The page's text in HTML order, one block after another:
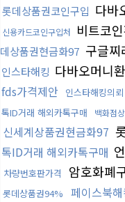
롯데상품권코인구입 다바
신용카드코인구입처 비트코
데상품권현금화97 구글찌
인스타해킹 다바오머니
fds가격제안
인스타해킹의뢰
톡ID거래 해외카톡구매
백화점
신세계상품권현금화97
톡ID거래 해외카톡구매
차량번호판가격 암호화폐
롯데상품권94% 페이스북